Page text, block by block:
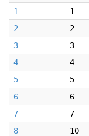
1
1
2
2
3
3
4
4
5
5
6
6
7
7
8
10